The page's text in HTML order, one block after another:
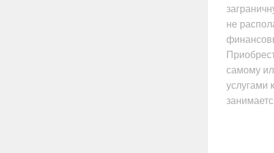
не
самому
услугами